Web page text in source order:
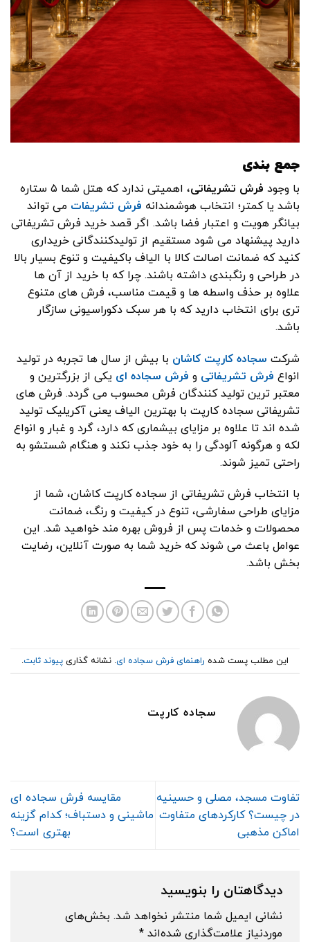
جمع ‌بندی
با وجود فرش تشریفاتی
، اهمیتی ندارد که هتل شما ۵ ستاره
باشد یا کمتر؛ انتخاب هوشمندانه فرش تشریفات می تواند
بیانگر هویت و اعتبار فضا باشد. اگر قصد خرید فرش تشریفاتی
دارید پیشنهاد می شود مستقیم از تولیدکنندگانی خریداری
کنید که ضمانت اصالت کالا با الیاف باکیفیت و تنوع بسیار بالا
در طراحی و رنگبندی داشته باشند. چرا که با خرید از آن ها
علاوه بر حذف واسطه ها و قیمت مناسب، فرش های متنوع
تری برای انتخاب دارید که با هر سبک دکوراسیونی سازگار
باشد.
شرکت سجاده کارپت کاشان با بیش از سال ها تجربه در تولید
انواع فرش تشریفاتی و فرش سجاده ای یکی از بزرگترین و
معتبر ترین تولید کنندگان فرش محسوب می گردد. فرش های
تشریفاتی سجاده کارپت با بهترین الیاف یعنی آکریلیک تولید
شده اند تا علاوه بر مزایای بیشماری که دارد، گرد و غبار و انواع
لکه و هرگونه آلودگی را به خود جذب نکند و هنگام شستشو به
راحتی تمیز شوند.
با انتخاب فرش تشریفاتی از سجاده کارپت کاشان، شما از
مزایای طراحی سفارشی، تنوع در کیفیت و رنگ، ضمانت
محصولات و خدمات پس از فروش بهره‌ مند خواهید شد. این
عوامل باعث می ‌شوند که خرید شما به ‌صورت آنلاین، رضایت‌
بخش باشد.
این مطلب پست شده راهنمای فرش سجاده ای. نشانه گذاری پیوند ثابت.
سجاده کارپت
تفاوت مسجد، مصلی و حسینیه
در چیست؟ کارکردهای متفاوت
اماکن مذهبی
مقایسه فرش سجاده‌ ای
ماشینی و دستباف؛ کدام گزینه
بهتری است؟
دیدگاهتان را بنویسید
نشانی ایمیل شما منتشر نخواهد شد. بخش‌های
موردنیاز علامت‌گذاری شده‌اند *